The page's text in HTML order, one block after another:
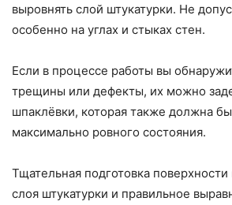
выровнять слой штукатурки. Не
особенно на углах и стыках стен.
Если в процессе работы вы
трещины или дефекты, их можно
шпаклёвки, которая также должна
максимально ровного состояния.
Тщательная подготовка
слоя штукатурки и правильное